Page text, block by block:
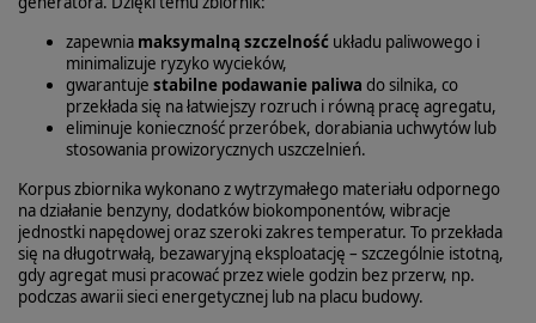
zapewnia maksymalną szczelność układu paliwowego i
minimalizuje ryzyko wycieków,
gwarantuje stabilne podawanie paliwa do silnika, co
przekłada się na łatwiejszy rozruch i równą pracę agregatu,
eliminuje konieczność przeróbek, dorabiania uchwytów lub
stosowania prowizorycznych uszczelnień.
Korpus zbiornika wykonano z wytrzymałego materiału odpornego
na działanie benzyny, dodatków biokomponentów, wibracje
jednostki napędowej oraz szeroki zakres temperatur. To przekłada
się na długotrwałą, bezawaryjną eksploatację – szczególnie istotną,
gdy agregat musi pracować przez wiele godzin bez przerw, np.
podczas awarii sieci energetycznej lub na placu budowy.